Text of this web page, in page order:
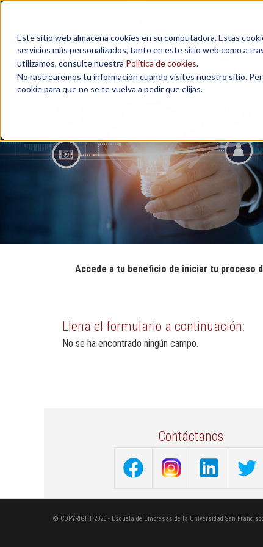
Este sitio web almacena cookies en su computadora. Estas
servicios más personalizados, tanto en este sitio web como a
utilizamos, consulte nuestra Política de cookies.
No rastrearemos tu información cuando visites nuestro sitio.
cookie para que no se te vuelva a pedir que elijas.
Accede a tu beneficio de iniciar tu proceso
Llena el formulario a continuación:
No se ha encontrado ningún campo.
Contáctanos
© COPYRIGHT 2026 - Escuela de Empresas de la Universidad San